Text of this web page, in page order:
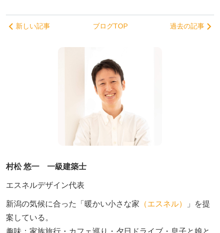
新しい記事 ブログTOP 過去の記事
村松 悠一 一級建築士
エスネルデザイン代表
新潟の気候に合った「暖かい小さな家 （エスネル）
」を提
案している。
趣味：家族旅行・カフェ巡り・夕日ドライブ・息子と娘と